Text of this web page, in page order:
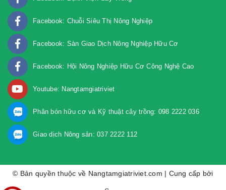
Facebook: Chuỗi Siêu Thị Nông Nghiệp
Facebook: Sàn Giao Dịch Nông Nghiệp Hữu Cơ
Facebook: Hội Nông Nghiệp Hữu Cơ Công Nghệ Cao
Youtube: Nangtamgiatriviet
Phân bón hữu cơ và Kỹ thuật cây trồng: 098 2222 036
Giao dịch Nông sản: 037 2222 112
© Bản quyền thuộc về Nangtamgiatriviet.com | Cung cấp bởi